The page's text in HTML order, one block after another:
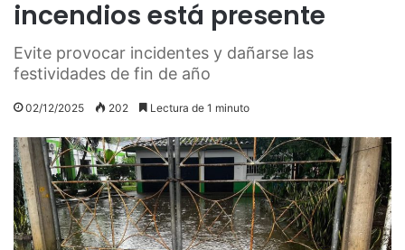
incendios está presente
Evite provocar incidentes y dañarse las
festividades de fin de año
02/12/2025 202 Lectura de 1 minuto